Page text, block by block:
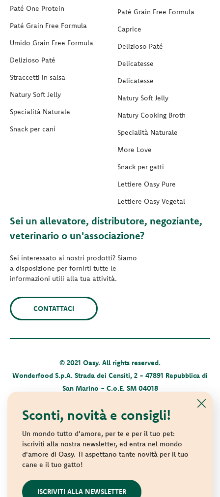
Sconti, novità e consigli!
Un mondo tutto d'amore, per te e per il tuo pet:
iscriviti alla nostra newsletter, ed entra nel mondo
d'amore di Oasy. Ti aspettano tante novità per il tuo
cane e il tuo gatto!
ISCRIVITI ALLA NEWSLETTER
Paté One Protein
Paté Grain Free Formula
Umido Grain Free Formula
Delizioso Paté
Straccetti in salsa
Natury Soft Jelly
Specialità Naturale
Snack per cani
Paté Grain Free Formula
Caprice
Delizioso Paté
Delicatesse
Delicatesse
Natury Soft Jelly
Natury Cooking Broth
Specialità Naturale
More Love
Snack per gatti
Lettiere Oasy Pure
Lettiere Oasy Vegetal
Sei un allevatore, distributore, negoziante,
veterinario o un'associazione?
Sei interessato ai nostri prodotti? Siamo
a disposizione per fornirti tutte le
informazioni utili alla tua attività.
CONTATTACI
© 2021 Oasy. All rights reserved.
Wonderfood S.p.A. Strada dei Censiti, 2 - 47891 Repubblica di
San Marino - C.o.E. SM 04018
websolute